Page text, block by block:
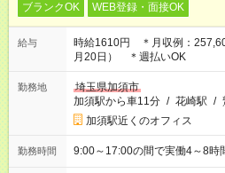
ブランクOK
WEB登録・面接OK
給与
時給1610円 ＊月収例：
月20日） ＊週払いOK
勤務地
埼玉県加須市
加須駅から車11分 / 花崎駅 /
加須駅近くのオフィス
勤務時間 9:00～17:00の間で実働4～8時